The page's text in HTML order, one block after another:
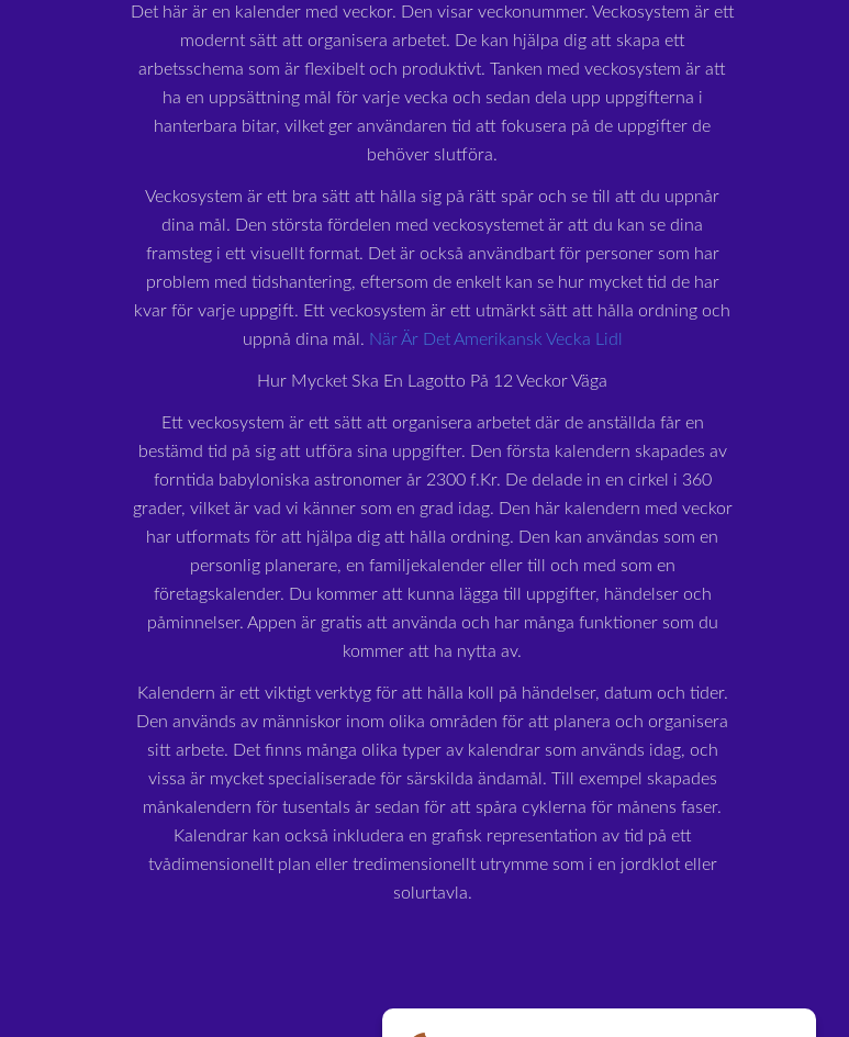
Det här är en kalender med veckor. Den visar veckonummer. Veckosystem är ett
modernt sätt att organisera arbetet. De kan hjälpa dig att skapa ett
arbetsschema som är flexibelt och produktivt. Tanken med veckosystem är att
ha en uppsättning mål för varje vecka och sedan dela upp uppgifterna i
hanterbara bitar, vilket ger användaren tid att fokusera på de uppgifter de
behöver slutföra.
Veckosystem är ett bra sätt att hålla sig på rätt spår och se till att du uppnår
dina mål. Den största fördelen med veckosystemet är att du kan se dina
framsteg i ett visuellt format. Det är också användbart för personer som har
problem med tidshantering, eftersom de enkelt kan se hur mycket tid de har
kvar för varje uppgift. Ett veckosystem är ett utmärkt sätt att hålla ordning och
uppnå dina mål. När Är Det Amerikansk Vecka Lidl
Hur Mycket Ska En Lagotto På 12 Veckor Väga
Ett veckosystem är ett sätt att organisera arbetet där de anställda får en
bestämd tid på sig att utföra sina uppgifter. Den första kalendern skapades av
forntida babyloniska astronomer år 2300 f.Kr. De delade in en cirkel i 360
grader, vilket är vad vi känner som en grad idag. Den här kalendern med veckor
har utformats för att hjälpa dig att hålla ordning. Den kan användas som en
personlig planerare, en familjekalender eller till och med som en
företagskalender. Du kommer att kunna lägga till uppgifter, händelser och
påminnelser. Appen är gratis att använda och har många funktioner som du
kommer att ha nytta av.
Kalendern är ett viktigt verktyg för att hålla koll på händelser, datum och tider.
Den används av människor inom olika områden för att planera och organisera
sitt arbete. Det finns många olika typer av kalendrar som används idag, och
vissa är mycket specialiserade för särskilda ändamål. Till exempel skapades
månkalendern för tusentals år sedan för att spåra cyklerna för månens faser.
Kalendrar kan också inkludera en grafisk representation av tid på ett
tvådimensionellt plan eller tredimensionellt utrymme som i en jordklot eller
solurtavla.